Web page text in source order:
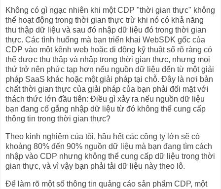
Không có gì ngạc nhiên khi một CDP "thời gian thực" không
thể hoạt động trong thời gian thực trừ khi nó có khả năng
thu thập dữ liệu và sau đó nhập dữ liệu đó trong thời gian
thực. Các tình huống mà bạn triển khai WebSDK gốc của
CDP vào một kênh web hoặc di động kỹ thuật số rõ ràng có
thể được thu thập và nhập trong thời gian thực, nhưng mọi
thứ trở nên phức tạp hơn nếu nguồn dữ liệu đến từ một giải
pháp SaaS khác hoặc một giải pháp tại chỗ. Đây là nơi bản
chất thời gian thực của giải pháp của bạn phải đối mặt với
thách thức lớn đầu tiên: Điều gì xảy ra nếu nguồn dữ liệu
bạn đang cố gắng nhập dữ liệu từ đó không thể cung cấp
thông tin trong thời gian thực?
Theo kinh nghiệm của tôi, hầu hết các công ty lớn sẽ có
khoảng 80% đến 90% nguồn dữ liệu mà bạn đang tìm cách
nhập vào CDP nhưng không thể cung cấp dữ liệu trong thời
gian thực, và vì vậy bạn phải tải dữ liệu này theo lô.
Để làm rõ một số thông tin quảng cáo sản phẩm CDP, một